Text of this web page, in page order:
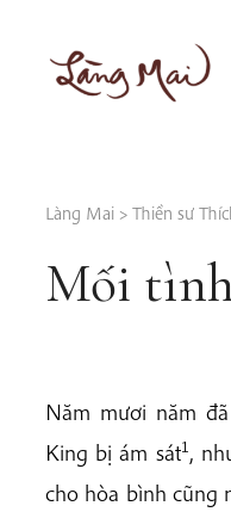
content
Làng Mai > Thiền sư
Mối
Năm mươi năm
King bị ám sát1 ,
cho hòa bình cũng